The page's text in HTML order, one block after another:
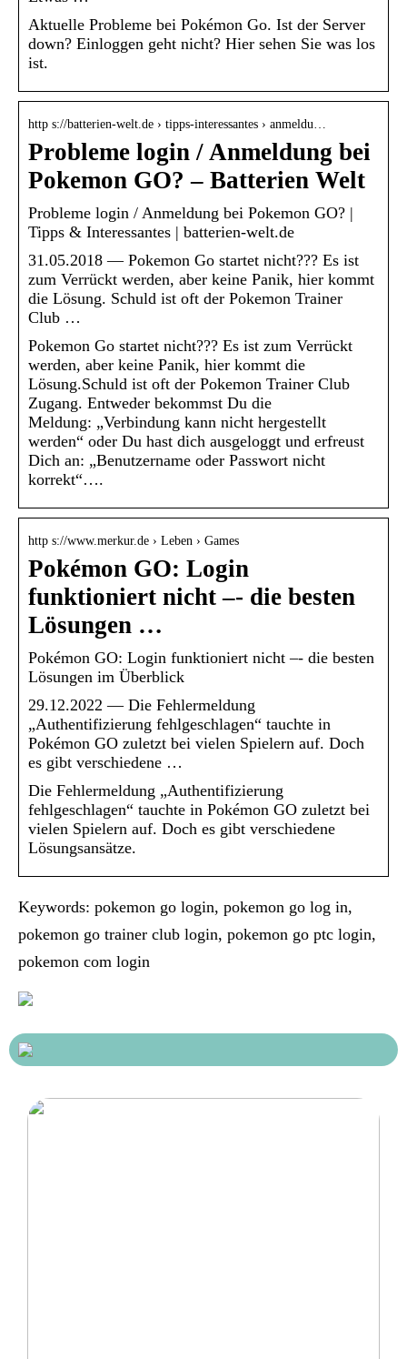
Aktuelle Probleme bei Pokémon Go. Ist der Server
down? Einloggen geht nicht? Hier sehen Sie was los
ist.
http s://batterien-welt.de › tipps-interessantes › anmeldu…
Probleme login / Anmeldung bei
Pokemon GO? – Batterien Welt
Probleme login / Anmeldung bei Pokemon GO? |
Tipps & Interessantes | batterien-welt.de
31.05.2018 — Pokemon Go startet nicht??? Es ist
zum Verrückt werden, aber keine Panik, hier kommt
die Lösung. Schuld ist oft der Pokemon Trainer
Club …
Pokemon Go startet nicht??? Es ist zum Verrückt
werden, aber keine Panik, hier kommt die
Lösung.Schuld ist oft der Pokemon Trainer Club
Zugang. Entweder bekommst Du die
Meldung: „Verbindung kann nicht hergestellt
werden“ oder Du hast dich ausgeloggt und erfreust
Dich an: „Benutzername oder Passwort nicht
korrekt“….
http s://www.merkur.de › Leben › Games
Pokémon GO: Login
funktioniert nicht –- die besten
Lösungen …
Pokémon GO: Login funktioniert nicht –- die besten
Lösungen im Überblick
29.12.2022 — Die Fehlermeldung
„Authentifizierung fehlgeschlagen“ tauchte in
Pokémon GO zuletzt bei vielen Spielern auf. Doch
es gibt verschiedene …
Die Fehlermeldung „Authentifizierung
fehlgeschlagen“ tauchte in Pokémon GO zuletzt bei
vielen Spielern auf. Doch es gibt verschiedene
Lösungsansätze.
Keywords: pokemon go login, pokemon go log in,
pokemon go trainer club login, pokemon go ptc login,
pokemon com login